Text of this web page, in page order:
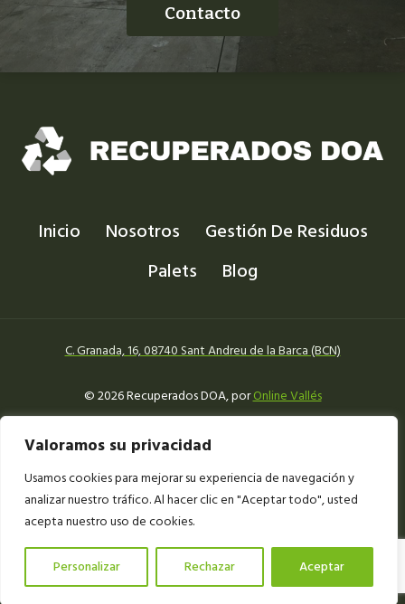
Valoramos su privacidad
Usamos cookies para mejorar su experiencia de navegación y
analizar nuestro tráfico. Al hacer clic en "Aceptar todo", usted
acepta nuestro uso de cookies.
Personalizar Rechazar Aceptar
Contacto
Inicio Nosotros
Gestión De Residuos
Palets
Blog
C. Granada, 16, 08740 Sant Andreu de la Barca (BCN)
© 2026 Recuperados DOA, porOnline Vallés
Declaración de accesibilidad